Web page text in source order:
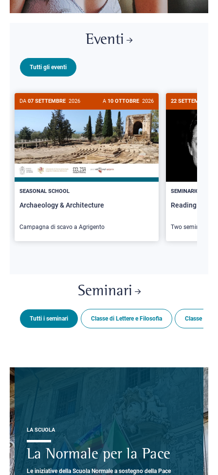
Eventi
Tutti gli eventi
DA 07 SETTEMBRE 2026 A 10 OTTOBRE 2026
SEASONAL SCHOOL
Archaeology & Architecture
Campagna di scavo a Agrigento
22 SETTEMBRE
SEMINARIO
Reading
Two seminars
Seminari
Tutti i seminari Classe di Lettere e Filosofia Classe di
LA SCUOLA
La Normale per la Pace
Le iniziative della Scuola Normale a sostegno della Pace